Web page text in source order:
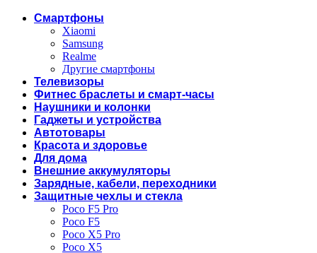
Смартфоны
Xiaomi
Samsung
Realme
Другие смартфоны
Телевизоры
Фитнес браслеты и смарт-часы
Наушники и колонки
Гаджеты и устройства
Автотовары
Красота и здоровье
Для дома
Внешние аккумуляторы
Зарядные, кабели, переходники
Защитные чехлы и стекла
Poco F5 Pro
Poco F5
Poco X5 Pro
Poco X5